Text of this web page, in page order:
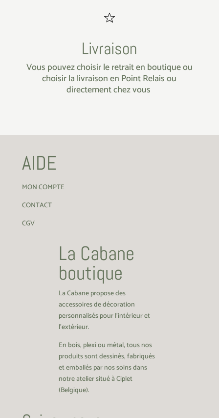
Livraison
Vous pouvez choisir le retrait en boutique ou
choisir la livraison en Point Relais ou
directement chez vous
AIDE
MON COMPTE
CONTACT
CGV
La Cabane
boutique
La Cabane propose des
accessoires de décoration
personnalisés pour l’intérieur et
l’extérieur.
En bois, plexi ou métal, tous nos
produits sont dessinés, fabriqués
et emballés par nos soins dans
notre atelier situé à Ciplet
(Belgique).